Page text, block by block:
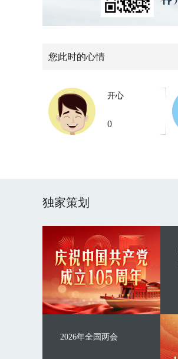
您此时的心情
开心
0
独家策划
2026年全国两会